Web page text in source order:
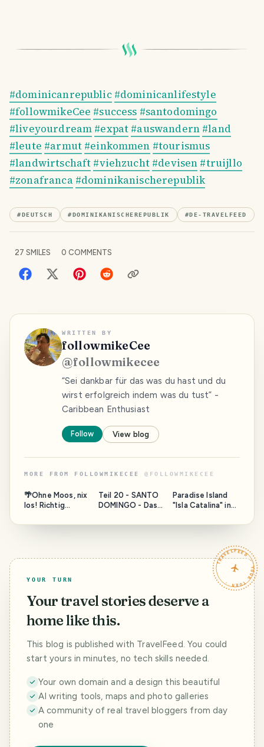
#dominicanrepublic #dominicanlifestyle
#followmikeCee #success #santodomingo
#liveyourdream #expat #auswandern #land
#leute #armut #einkommen #tourismus
#landwirtschaft #viehzucht #devisen #truijllo
#zonafranca #dominikanischerepublik
#DEUTSCH #DOMINIKANISCHEREPUBLIK #DE-TRAVELFEED
27 SMILES 0 COMMENTS
WRITTEN BY
followmikeCee
@followmikecee
“Sei dankbar für das was du hast und du
wirst erfolgreich indem was du tust” -
Caribbean Enthusiast
Follow View blog
MORE FROM FOLLOWMIKECEE @ FOLLOWMIKECEE
🌴Ohne Moos, nix
los! Richtig
Dominikanische
Teil 20 - SANTO
DOMINGO - Das
Dominikanischen
Paradise Island
"Isla Catalina" in
Republic
TRAVELFEED · YOUR TURN ·
YOUR TURN
Your travel stories deserve a
home like this.
This blog is published with TravelFeed. You could
start yours in minutes, no tech skills needed.
Your own domain and a design this beautiful
AI writing tools, maps and photo galleries
A community of real travel bloggers from day
one